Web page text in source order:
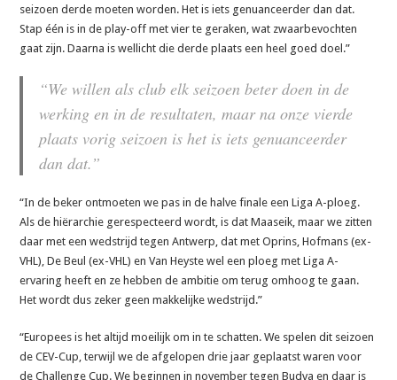
seizoen derde moeten worden. Het is iets genuanceerder dan dat.
Stap één is in de play-off met vier te geraken, wat zwaarbevochten
gaat zijn. Daarna is wellicht die derde plaats een heel goed doel.”
“We willen als club elk seizoen beter doen in de
werking en in de resultaten, maar na onze vierde
plaats vorig seizoen is het is iets genuanceerder
dan dat.”
“In de beker ontmoeten we pas in de halve finale een Liga A-ploeg.
Als de hiërarchie gerespecteerd wordt, is dat Maaseik, maar we zitten
daar met een wedstrijd tegen Antwerp, dat met Oprins, Hofmans (ex-
VHL), De Beul (ex-VHL) en Van Heyste wel een ploeg met Liga A-
ervaring heeft en ze hebben de ambitie om terug omhoog te gaan.
Het wordt dus zeker geen makkelijke wedstrijd.”
“Europees is het altijd moeilijk om in te schatten. We spelen dit seizoen
de CEV-Cup, terwijl we de afgelopen drie jaar geplaatst waren voor
de Challenge Cup. We beginnen in november tegen Budva en daar is